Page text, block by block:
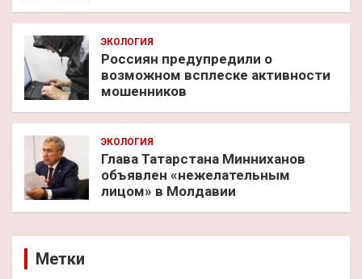
ЭКОЛОГИЯ
Россиян предупредили о
возможном всплеске активности
мошенников
ЭКОЛОГИЯ
Глава Татарстана Минниханов
объявлен «нежелательным
лицом» в Молдавии
Метки